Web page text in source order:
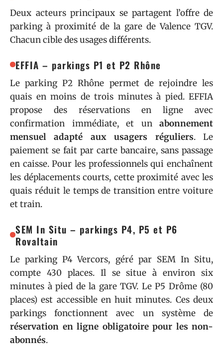
Deux acteurs principaux se partagent l’offre de
parking à proximité de la gare de Valence TGV.
Chacun cible des usages différents.
EFFIA – parkings P1 et P2 Rhône
Le parking P2 Rhône permet de rejoindre les
quais en moins de trois minutes à pied. EFFIA
propose des réservations en ligne avec
confirmation immédiate, et un abonnement
mensuel adapté aux usagers réguliers. Le
paiement se fait par carte bancaire, sans passage
en caisse. Pour les professionnels qui enchaînent
les déplacements courts, cette proximité avec les
quais réduit le temps de transition entre voiture
et train.
SEM In Situ – parkings P4, P5 et P6
Rovaltain
Le parking P4 Vercors, géré par SEM In Situ,
compte 430 places. Il se situe à environ six
minutes à pied de la gare TGV. Le P5 Drôme (80
places) est accessible en huit minutes. Ces deux
parkings fonctionnent avec un système de
réservation en ligne obligatoire pour les non-
abonnés.